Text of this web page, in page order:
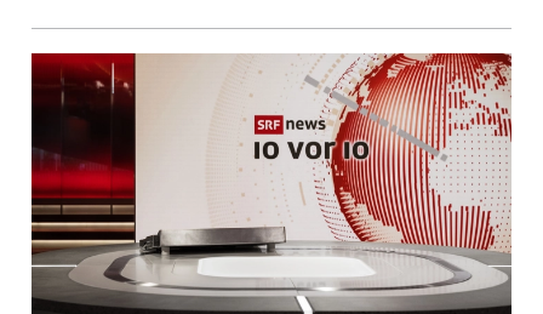
Hintergrundinformationen zur